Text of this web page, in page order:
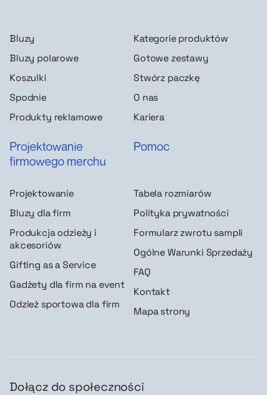
Bluzy
Bluzy polarowe
Koszulki
Spodnie
Produkty reklamowe
Kategorie produktów
Gotowe zestawy
Stwórz paczkę
O nas
Kariera
Projektowanie
firmowego merchu
Projektowanie
Bluzy dla firm
Produkcja odzieży i
akcesoriów
Gifting as a Service
Gadżety dla firm na event
Odzież sportowa dla firm
Pomoc
Tabela rozmiarów
Polityka prywatności
Formularz zwrotu sampli
Ogólne Warunki Sprzedaży
FAQ
Kontakt
Mapa strony
Dołącz do społeczności